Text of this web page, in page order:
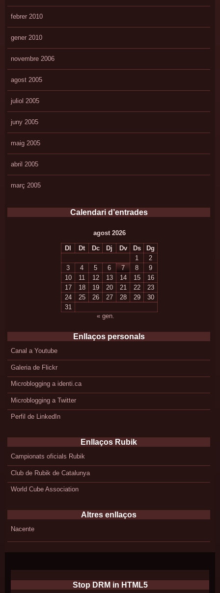
febrer 2010
gener 2010
novembre 2006
agost 2005
juliol 2005
juny 2005
maig 2005
abril 2005
març 2005
Calendari d’entrades
agost 2026
Dl Dt Dc Dj Dv Ds
Dg
1
2
3
4 5 6 7 8
9
10
11 12 13 14 15
16
17
18 19 20 21 22
23
24
25 26 27 28 29
30
31
« gen.
Enllaços personals
Canal a Youtube
Galeria de Flickr
Microblogging a identi.ca
Microblogging a Twitter
Perfil de LinkedIn
Enllaços Rubik
Campionats oficials Rubik
Club de Rubik de Catalunya
World Cube Association
Altres enllaços
Nacente
Stop DRM in HTML5